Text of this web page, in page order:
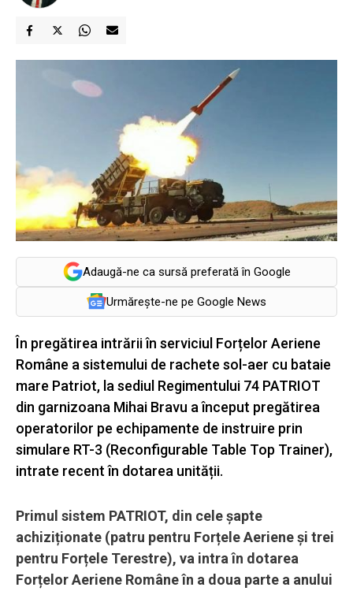
Adaugă-ne ca sursă preferată în Google
Urmărește-ne pe Google News
În pregătirea intrării în serviciul Forțelor Aeriene
Române a sistemului de rachete sol-aer cu bataie
mare Patriot, la sediul Regimentului 74 PATRIOT
din garnizoana Mihai Bravu a început pregătirea
operatorilor pe echipamente de instruire prin
simulare RT-3 (Reconfigurable Table Top Trainer),
intrate recent în dotarea unității.
Primul sistem PATRIOT, din cele șapte
achiziționate (patru pentru Forțele Aeriene și trei
pentru Forțele Terestre), va intra în dotarea
Forțelor Aeriene Române în a doua parte a anului